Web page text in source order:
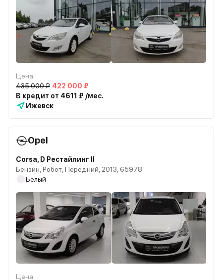
Цена
435 000 ₽ 422 000 ₽
В кредит от 4611 ₽ /мес.
Ижевск
Opel
Corsa, D Рестайлинг II
Бензин, Робот, Передний, 2013, 65978
Белый
Цена